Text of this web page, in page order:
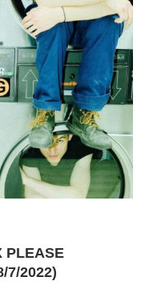
PLEASE
7/2022)